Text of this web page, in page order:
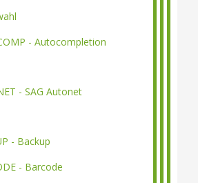
- Autocompletion
- SAG Autonet
- Backup
- Barcode